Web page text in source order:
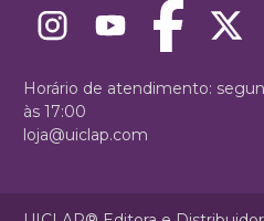
Horário de atendimento:
às 17:00
loja@uiclap.com